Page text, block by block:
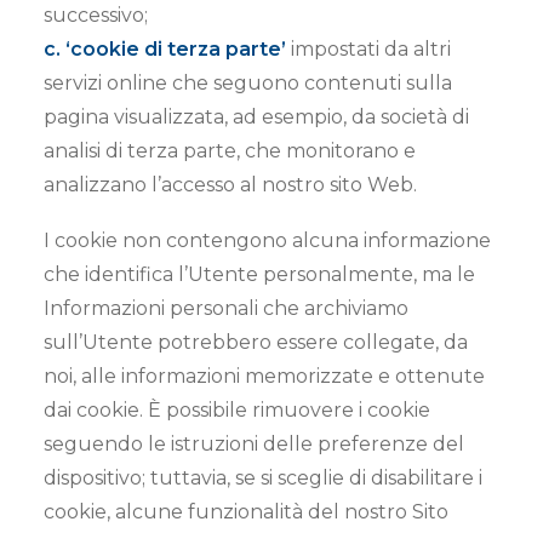
successivo;
c. ‘cookie di terza parte’ impostati da altri
servizi online che seguono contenuti sulla
pagina visualizzata, ad esempio, da società di
analisi di terza parte, che monitorano e
analizzano l’accesso al nostro sito Web.
I cookie non contengono alcuna informazione
che identifica l’Utente personalmente, ma le
Informazioni personali che archiviamo
sull’Utente potrebbero essere collegate, da
noi, alle informazioni memorizzate e ottenute
dai cookie. È possibile rimuovere i cookie
seguendo le istruzioni delle preferenze del
dispositivo; tuttavia, se si sceglie di disabilitare i
cookie, alcune funzionalità del nostro Sito